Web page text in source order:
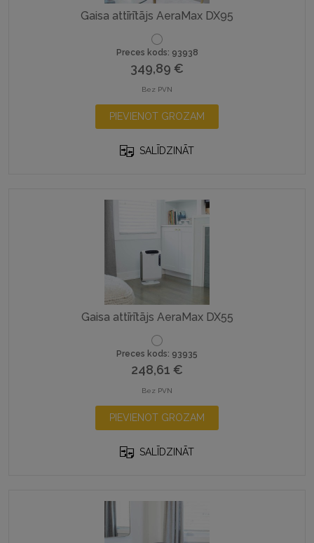
Gaisa attīrītājs AeraMax DX95
Preces kods: 93938
349,89 €
Bez PVN
PIEVIENOT GROZAM
SALĪDZINĀT
Gaisa attīrītājs AeraMax DX55
Preces kods: 93935
248,61 €
Bez PVN
PIEVIENOT GROZAM
SALĪDZINĀT